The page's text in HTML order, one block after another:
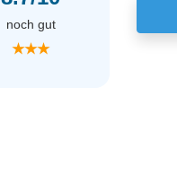
noch gut
★★★